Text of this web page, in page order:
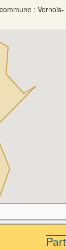
: Vernois-